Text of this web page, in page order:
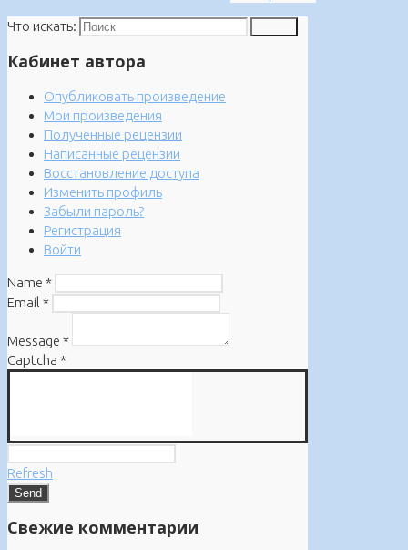
Что искать:
Кабинет автора
Опубликовать произведение
Мои произведения
Полученные рецензии
Написанные рецензии
Восстановление доступа
Изменить профиль
Забыли пароль?
Регистрация
Войти
Name *
Email *
Message *
Captcha *
Refresh
Свежие комментарии